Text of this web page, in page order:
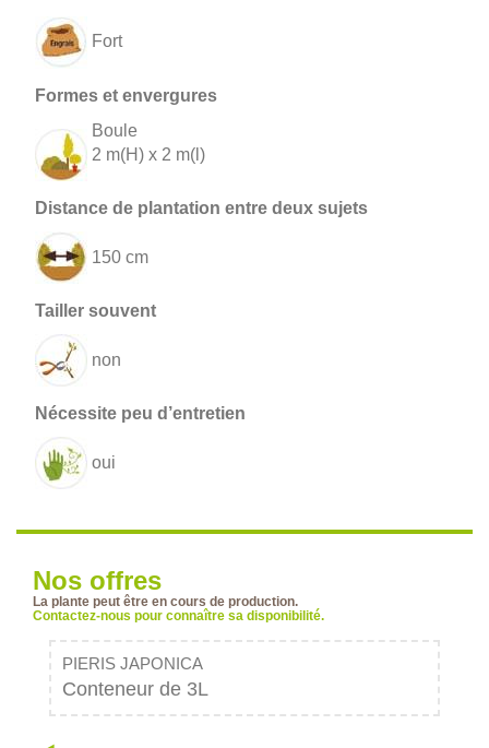
Fort
Boule
2 m(H) x 2 m(l)
150 cm
non
oui
Nos offres
La plante peut être en cours de production.
Contactez-nous pour connaître sa disponibilité.
PIERIS JAPONICA
Conteneur de 3L